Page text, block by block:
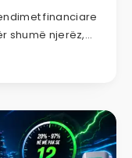
financiare
shumë njerëz,…